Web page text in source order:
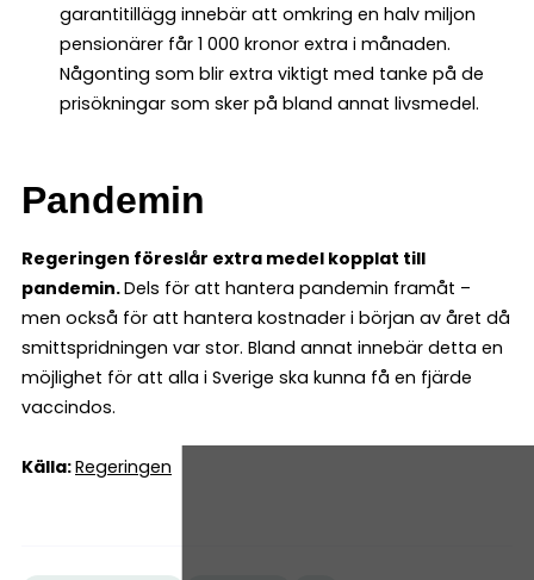
garantitillägg innebär att omkring en halv miljon
pensionärer får 1 000 kronor extra i månaden.
Någonting som blir extra viktigt med tanke på de
prisökningar som sker på bland annat livsmedel.
Pandemin
Regeringen föreslår extra medel kopplat till
pandemin.Dels för att hantera pandemin framåt –
men också för att hantera kostnader i början av året då
smittspridningen var stor. Bland annat innebär detta en
möjlighet för att alla i Sverige ska kunna få en fjärde
vaccindos.
Källa:Regeringen